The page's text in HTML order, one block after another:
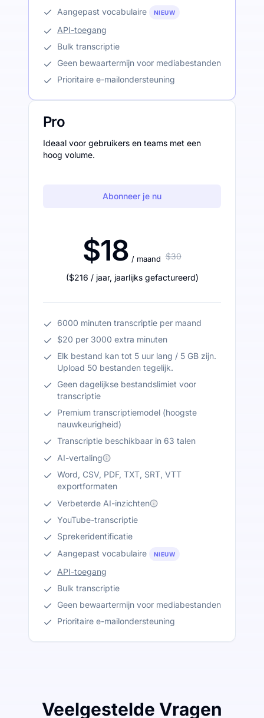
Aangepast vocabulaire
NIEUW
API-toegang
Bulk transcriptie
Geen bewaartermijn voor mediabestanden
Prioritaire e-mailondersteuning
Pro
Ideaal voor gebruikers en teams met een
hoog volume.
Abonneer je nu
$18 / maand $30
($216 / jaar, jaarlijks gefactureerd)
6000 minuten transcriptie per maand
$20 per 3000 extra minuten
Elk bestand kan tot 5 uur lang / 5 GB zijn.
Upload 50 bestanden tegelijk.
Geen dagelijkse bestandslimiet voor
transcriptie
Premium transcriptiemodel (hoogste
nauwkeurigheid)
Transcriptie beschikbaar in 63 talen
AI-vertaling
Word, CSV, PDF, TXT, SRT, VTT
exportformaten
Verbeterde AI-inzichten
YouTube-transcriptie
Sprekeridentificatie
Aangepast vocabulaire
NIEUW
API-toegang
Bulk transcriptie
Geen bewaartermijn voor mediabestanden
Prioritaire e-mailondersteuning
Veelgestelde Vragen